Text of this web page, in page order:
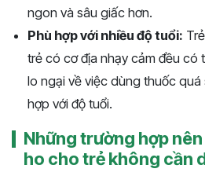
ngon và sâu giấc hơn.
Phù hợp với nhiều độ tuổi:
trẻ có cơ địa nhạy cảm đều có
lo ngại về việc dùng thuốc
hợp với độ tuổi.
Những trường hợp
ho cho trẻ không cần